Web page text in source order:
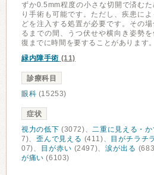
ずか0.5mm程度の小さな切開で済む
り手術も可能です。ただし、疾患に
どを注入する処置が必要です。その
るまでの間、うつ伏せや横向き姿勢
復までに時間を要することがあります。
緑内障手術 (11)
診療科目
眼科 (15253)
症状
視力の低下 (3072)、二重に見える・か
7)、歪んで見える (411)、 目がチラチ
07)、
目が赤い (2497)、涙が出る
が痛い (6103)